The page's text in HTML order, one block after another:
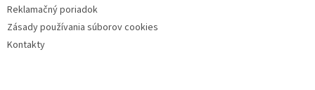
Reklamačný poriadok
Zásady používania súborov cookies
Kontakty